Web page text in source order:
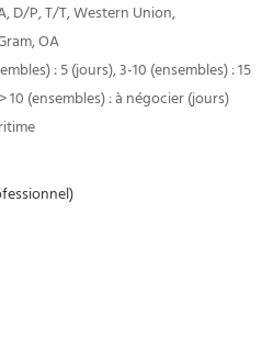
D/P, T/T, Western Union,
OA
: 5 (jours), 3-10 (ensembles) : 15
10 (ensembles) : à négocier (jours)